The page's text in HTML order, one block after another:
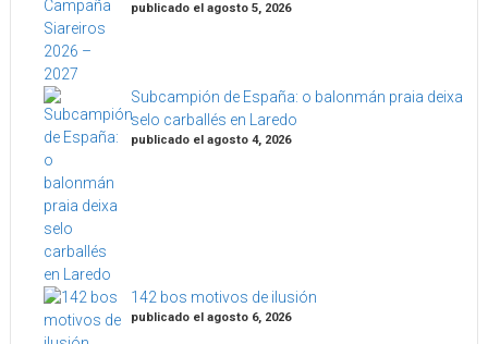
publicado el agosto 5, 2026
Subcampión de España: o balonmán praia deixa
selo carballés en Laredo
publicado el agosto 4, 2026
142 bos motivos de ilusión
publicado el agosto 6, 2026